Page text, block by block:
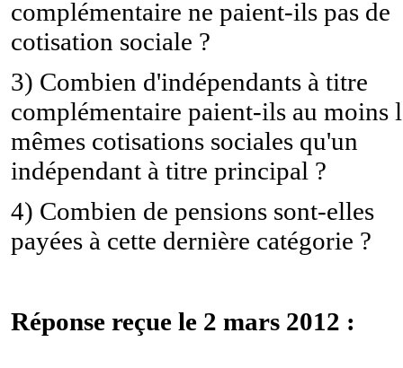
complémentaire ne paient-ils pas de
cotisation sociale ?
3) Combien d'indépendants à titre
complémentaire paient-ils au moins
mêmes cotisations sociales qu'un
indépendant à titre principal ?
4) Combien de pensions sont-elles
payées à cette dernière catégorie ?
Réponse reçue le 2 mars 2012 :